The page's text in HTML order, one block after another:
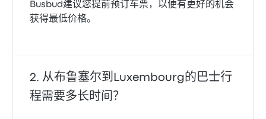
Busbud建议您提前预订车票，以便有更好的机会
获得最低价格。
从布鲁塞尔到Luxembourg的巴士行
程需要多长时间？